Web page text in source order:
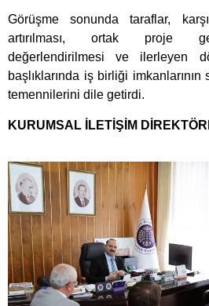
Görüşme sonunda taraflar,
artırılması, ortak proje
değerlendirilmesi ve ilerleyen
başlıklarında iş birliği
temennilerini dile getirdi.
KURUMSAL İLETİŞİM